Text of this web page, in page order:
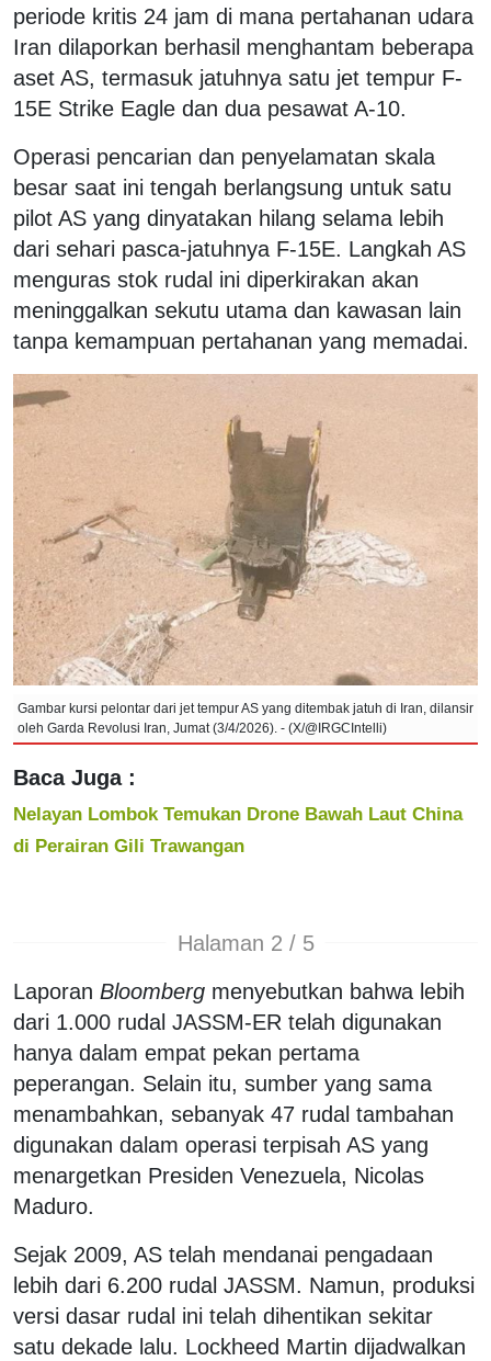
periode kritis 24 jam di mana pertahanan udara
Iran dilaporkan berhasil menghantam beberapa
aset AS, termasuk jatuhnya satu jet tempur F-
15E Strike Eagle dan dua pesawat A-10.
Operasi pencarian dan penyelamatan skala
besar saat ini tengah berlangsung untuk satu
pilot AS yang dinyatakan hilang selama lebih
dari sehari pasca-jatuhnya F-15E. Langkah AS
menguras stok rudal ini diperkirakan akan
meninggalkan sekutu utama dan kawasan lain
tanpa kemampuan pertahanan yang memadai.
Gambar kursi pelontar dari jet tempur AS yang ditembak jatuh di Iran, dilansir
oleh Garda Revolusi Iran, Jumat (3/4/2026). - (X/@IRGCIntelli)
Baca Juga :
Nelayan Lombok Temukan Drone Bawah Laut China
di Perairan Gili Trawangan
Halaman 2 / 5
Laporan Bloomberg menyebutkan bahwa lebih
dari 1.000 rudal JASSM-ER telah digunakan
hanya dalam empat pekan pertama
peperangan. Selain itu, sumber yang sama
menambahkan, sebanyak 47 rudal tambahan
digunakan dalam operasi terpisah AS yang
menargetkan Presiden Venezuela, Nicolas
Maduro.
Sejak 2009, AS telah mendanai pengadaan
lebih dari 6.200 rudal JASSM. Namun, produksi
versi dasar rudal ini telah dihentikan sekitar
satu dekade lalu. Lockheed Martin dijadwalkan